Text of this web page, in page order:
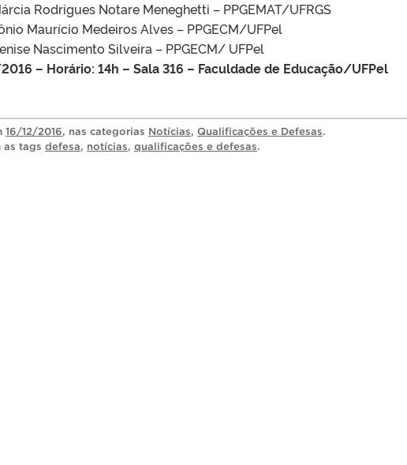
Rodrigues Notare Meneghetti – PPGEMAT/UFRGS
Maurício Medeiros Alves – PPGECM/UFPel
Nascimento Silveira – PPGECM/ UFPel
– Horário: 14h – Sala 316 – Faculdade de Educação/UFPel
16/12/2016, nas categorias Notícias, Qualificações e Defesas.
as tags defesa, notícias, qualificações e defesas.